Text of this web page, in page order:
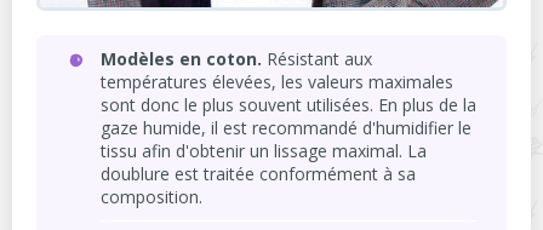
Modèles en coton. Résistant aux
températures élevées, les valeurs maximales
sont donc le plus souvent utilisées. En plus de la
gaze humide, il est recommandé d'humidifier le
tissu afin d'obtenir un lissage maximal. La
doublure est traitée conformément à sa
composition.